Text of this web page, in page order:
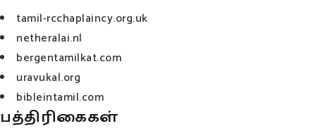
tamil-rcchaplaincy.org.uk
netheralai.nl
bergentamilkat.com
uravukal.org
bibleintamil.com
பத்திரிகைகள்